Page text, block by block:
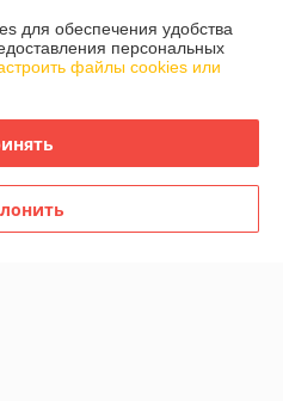
для обеспечения удобства
персональных
файлы cookies или